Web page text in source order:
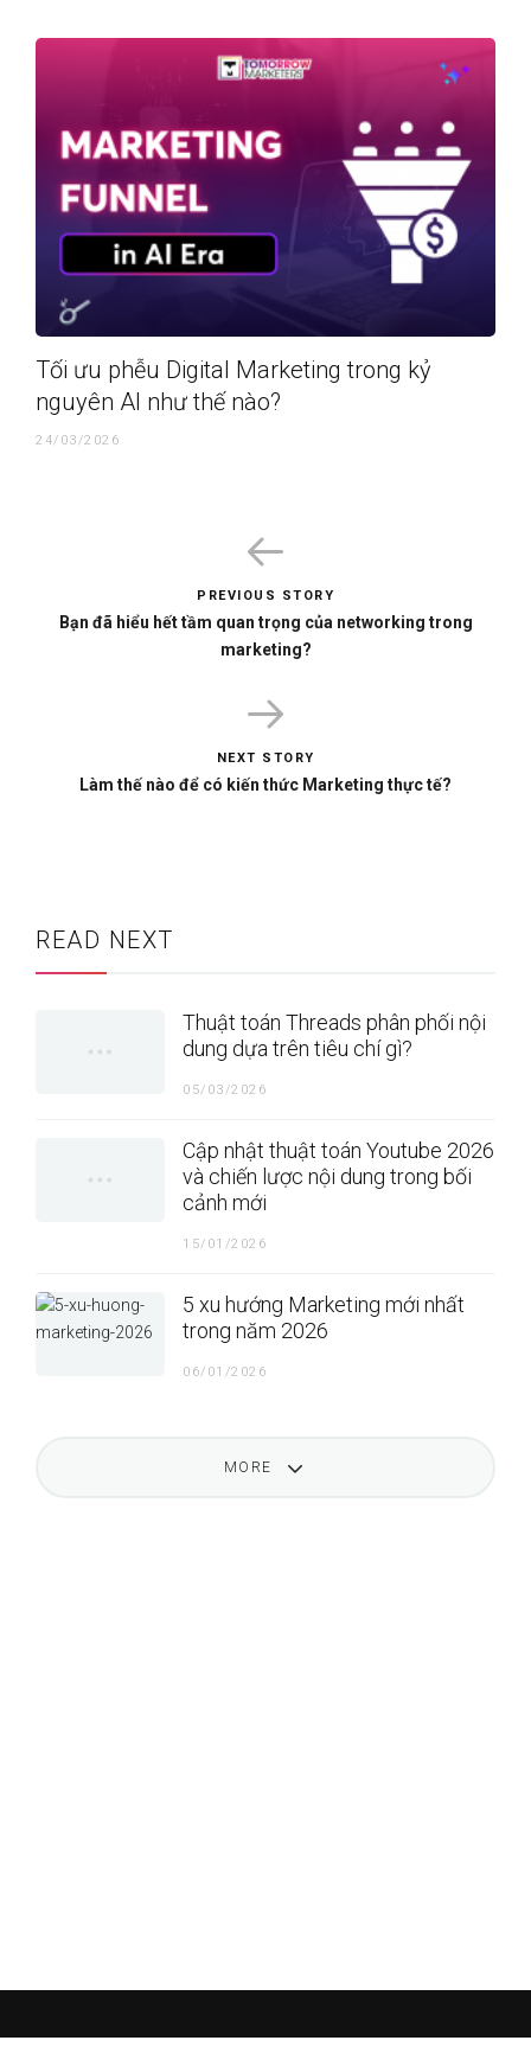
Tối ưu phễu Digital Marketing trong kỷ
nguyên AI như thế nào?
24/03/2026
PREVIOUS STORY
Bạn đã hiểu hết tầm quan trọng của networking trong
marketing?
NEXT STORY
Làm thế nào để có kiến thức Marketing thực tế?
READ NEXT
Thuật toán Threads phân phối nội
dung dựa trên tiêu chí gì?
05/03/2026
Cập nhật thuật toán Youtube 2026
và chiến lược nội dung trong bối
cảnh mới
15/01/2026
5 xu hướng Marketing mới nhất
trong năm 2026
06/01/2026
MORE